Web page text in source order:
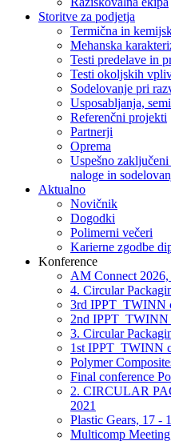
Storitve za podjetja
Termična in
Mehanska
Testi predelave in
Testi okoljskih
Sodelovanje pri
Usposabljanja,
Referenčni projekti
Partnerji
Oprema
Uspešno
naloge in
Aktualno
Novičnik
Dogodki
Polimerni večeri
Karierne zgodbe
Konference
AM Connect
4. Circular
3rd IPPT_TWINN
2nd IPPT_TWINN
3. Circular
1st IPPT_TWINN
Polymer
Final conference
2. CIRCULAR
2021
Plastic Gears, 17 -
Multicomp